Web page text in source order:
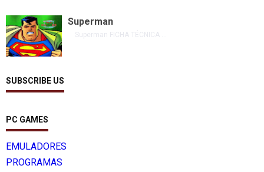
Superman
Superman FICHA TÉCNICA ...
SUBSCRIBE US
PC GAMES
EMULADORES
PROGRAMAS